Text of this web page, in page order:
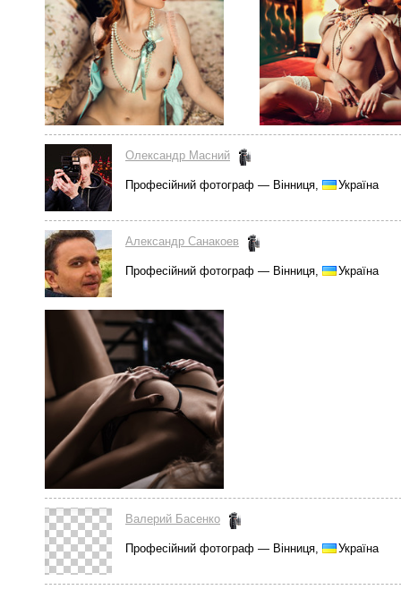
Олександр Масний
Професійний фотограф — Вінниця, Україна
Александр Санакоев
Професійний фотограф — Вінниця, Україна
Валерий Басенко
Професійний фотограф — Вінниця, Україна